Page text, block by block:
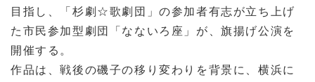
目指し、「杉劇☆歌劇団」の参加者有志が立ち上げ
た市民参加型劇団「なないろ座」が、旗揚げ公演を
開催する。
作品は、戦後の磯子の移り変わりを背景に、横浜に